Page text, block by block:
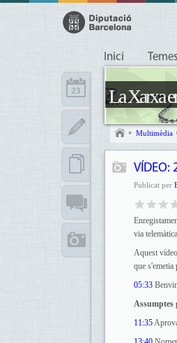
Inici Temes
La Xarxa
Multimèdia
VÍDEO:
Publicat per
via
Aquest
que s'emetia
05:33
Assumptes
11:35